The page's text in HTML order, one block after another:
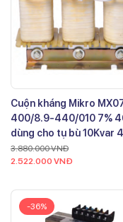
Cuộn kháng Mikro
400/8.9-440/010 7%
dùng cho tụ bù 10Kvar
3.880.000VNĐ
2.522.000 VNĐ
-36%